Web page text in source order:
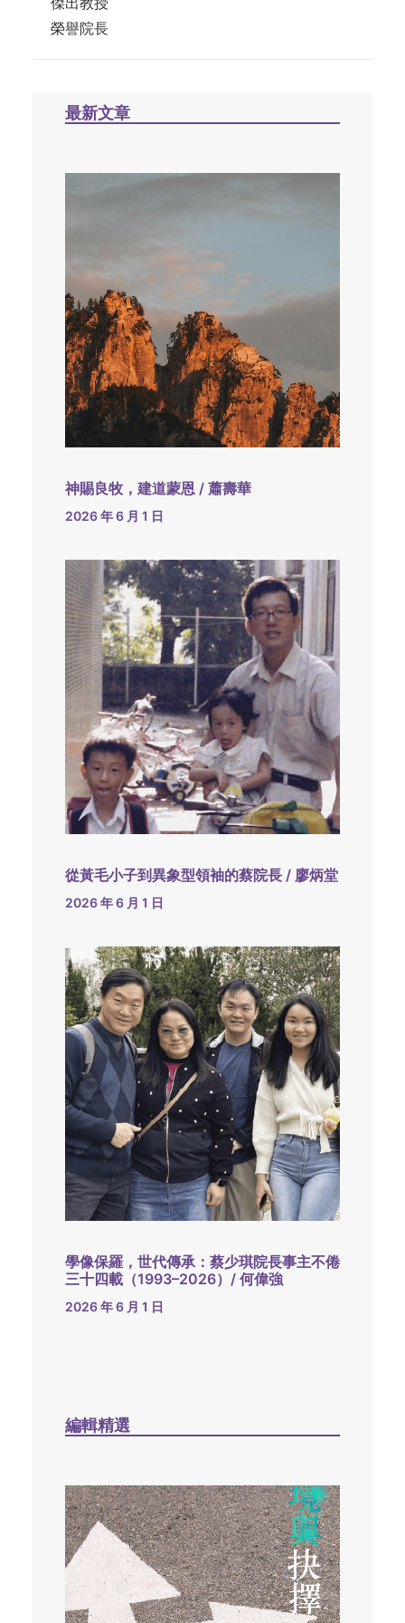
榮譽院長
最新文章
神賜良牧，建道蒙恩 / 蕭壽華
2026 年 6 月 1 日
從黃毛小子到異象型領袖的蔡院長 / 廖炳堂
2026 年 6 月 1 日
學像保羅，世代傳承：蔡少琪院長事主不倦
三十四載（1993–2026）/ 何偉強
2026 年 6 月 1 日
編輯精選